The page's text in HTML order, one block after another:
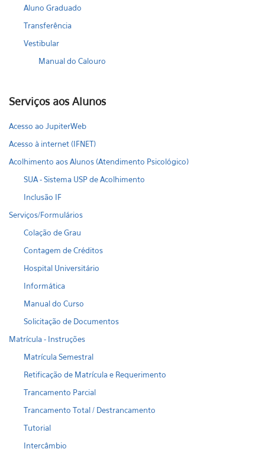
Aluno Graduado
Transferência
Vestibular
Manual do Calouro
Serviços aos Alunos
Acesso ao JupiterWeb
Acesso à internet (IFNET)
Acolhimento aos Alunos (Atendimento Psicológico)
SUA - Sistema USP de Acolhimento
Inclusão IF
Serviços/Formulários
Colação de Grau
Contagem de Créditos
Hospital Universitário
Informática
Manual do Curso
Solicitação de Documentos
Matrícula - Instruções
Matrícula Semestral
Retificação de Matrícula e Requerimento
Trancamento Parcial
Trancamento Total / Destrancamento
Tutorial
Intercâmbio